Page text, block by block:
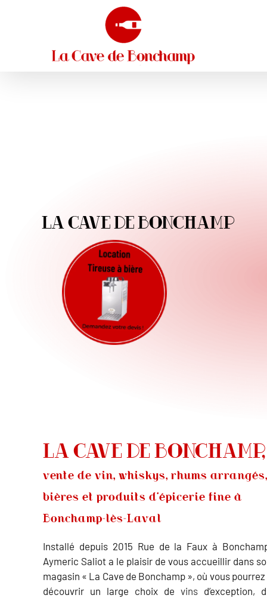
LA CAVE DE BONCHAMP
LA CAVE DE BONCHAMP,
vente de vin, whiskys, rhums arrangés,
bières et produits d’épicerie fine à
Bonchamp-lès-Laval
Installé depuis 2015 Rue de la Faux à
Aymeric Saliot a le plaisir de vous accueillir dans
magasin « La Cave de Bonchamp », où vous pourrez
découvrir un large choix de vins d’exception,